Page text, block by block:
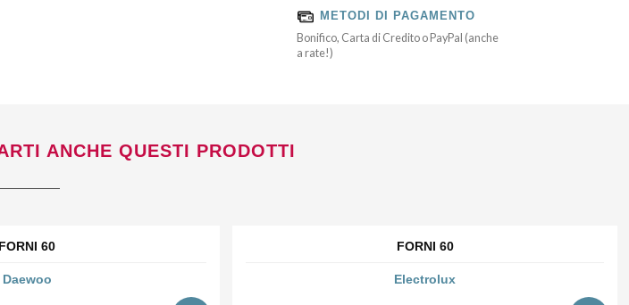
METODI DI PAGAMENTO
Bonifico, Carta di Credito o PayPal (anche
a rate!)
ANCHE QUESTI PRODOTTI
FORNI 60
Daewoo
FORNI 60
Electrolux